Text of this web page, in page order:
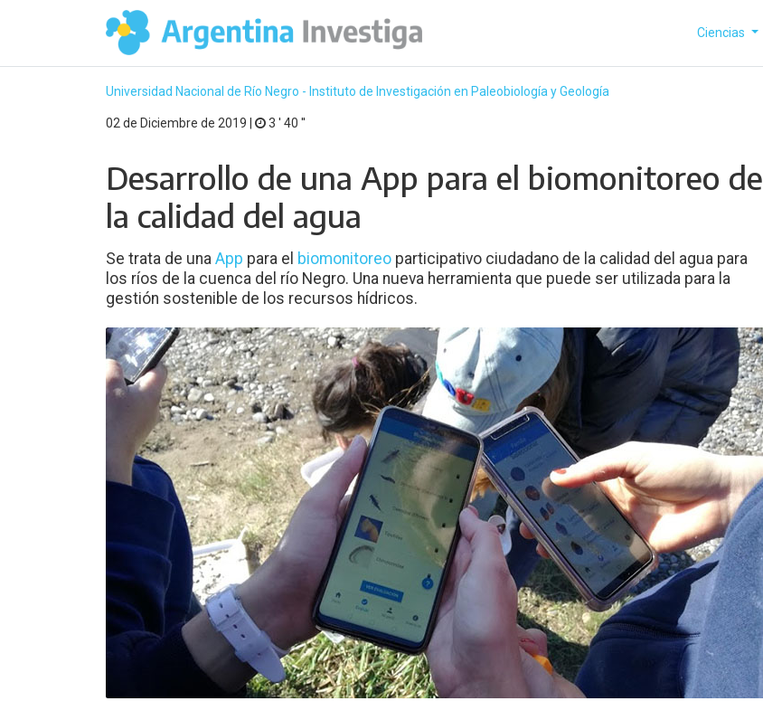
Ciencias
Universidad Nacional de Río Negro - Instituto de Investigación en Paleobiología y Geología
02 de Diciembre de 2019 | 3 ′ 40 ′′
Desarrollo de una App para el biomonitoreo de
la calidad del agua
Se trata de una App para el biomonitoreo participativo ciudadano de la calidad del agua para
los ríos de la cuenca del río Negro. Una nueva herramienta que puede ser utilizada para la
gestión sostenible de los recursos hídricos.